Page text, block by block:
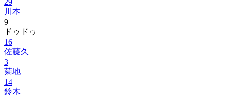
29
川本
9
ドゥドゥ
16
佐藤久
3
菊地
14
鈴木